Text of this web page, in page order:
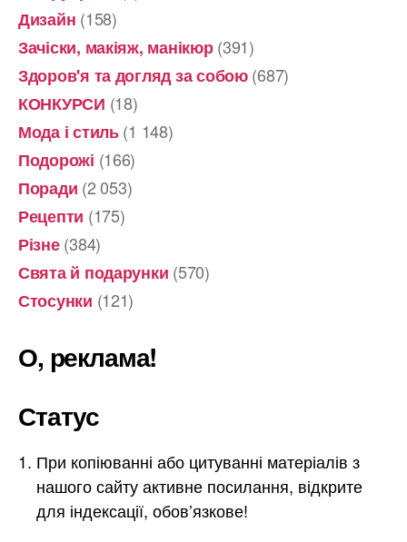
Дизайн (158)
Зачіски, макіяж, манікюр(391)
Здоров'я та догляд за собою(687)
КОНКУРСИ (18)
Мода і стиль(1 148)
Подорожі (166)
Поради (2 053)
Рецепти (175)
Різне(384)
Свята й подарунки (570)
Стосунки (121)
О, реклама!
Статус
При копіюванні або цитуванні матеріалів з
нашого сайту активне посилання, відкрите
для індексації, обов’язкове!